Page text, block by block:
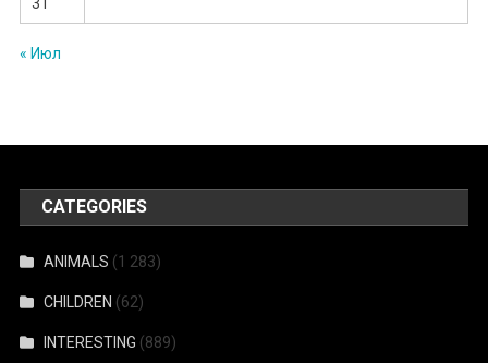
« Июл
CATEGORIES
ANIMALS (1 283)
CHILDREN (62)
INTERESTING (889)